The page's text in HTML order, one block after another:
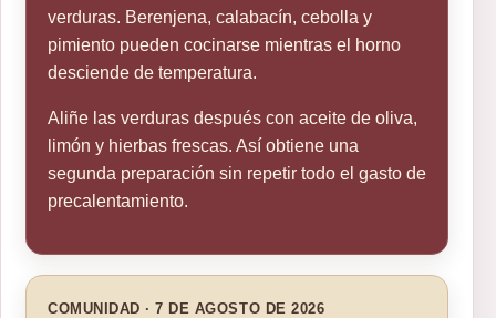
verduras. Berenjena, calabacín, cebolla y
pimiento pueden cocinarse mientras el horno
desciende de temperatura.
Aliñe las verduras después con aceite de oliva,
limón y hierbas frescas. Así obtiene una
segunda preparación sin repetir todo el gasto de
precalentamiento.
COMUNIDAD · 7 DE AGOSTO DE 2026